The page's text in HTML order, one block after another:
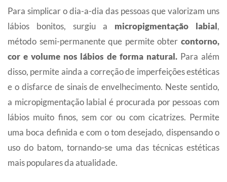
Para simplicar o dia-a-dia das pessoas que valorizam uns
lábios bonitos, surgiu a micropigmentação labial,
método semi-permanente que permite obter contorno,
cor e volume nos lábios de forma natural.Para além
disso, permite ainda a correção de imperfeições estéticas
e o disfarce de sinais de envelhecimento. Neste sentido,
a micropigmentação labial é procurada por pessoas com
lábios muito finos, sem cor ou com cicatrizes. Permite
uma boca definida e com o tom desejado, dispensando o
uso do batom, tornando-se uma das técnicas estéticas
mais populares da atualidade.